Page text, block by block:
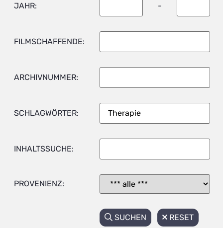
JAHR: -
FILMSCHAFFENDE:
ARCHIVNUMMER:
SCHLAGWÖRTER:
INHALTSSUCHE:
PROVENIENZ:
SUCHEN RESET